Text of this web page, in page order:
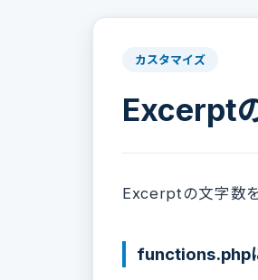
カスタマイズ
Excerpt
Excerptの文字数
functions.php